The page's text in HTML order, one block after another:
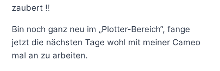
zaubert !!
Bin noch ganz neu im „Plotter-Bereich“, fange
jetzt die nächsten Tage wohl mit meiner Cameo
mal an zu arbeiten.